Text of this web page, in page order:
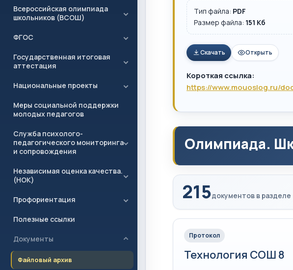
Всероссийская олимпиада
школьников (ВСОШ)
ФГОС
Государственная итоговая
аттестация
Национальные проекты
Меры социальной поддержки
молодых педагогов
Служба психолого-
педагогического мониторинга
и сопровождения
Независимая оценка качества.
(НОК)
Профориентация
Полезные ссылки
Документы
Файловый архив
Тип файла: PDF
Размер файла: 151 Кб
Скачать Открыть
Короткая ссылка:
https://www.mouoslog.ru/
Олимпиада.
215документов в разделе
Протокол
Технология СОШ 8